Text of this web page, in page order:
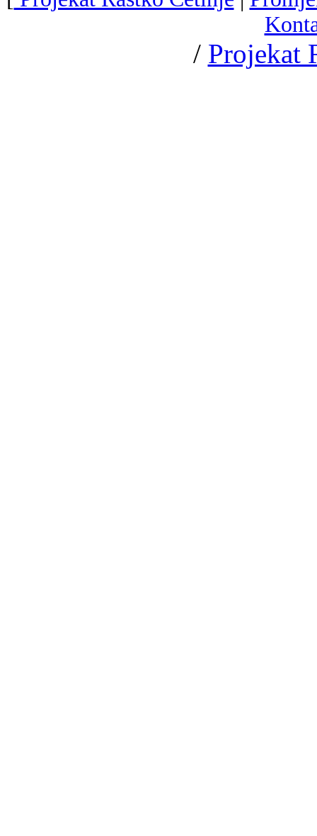
/ Projekat